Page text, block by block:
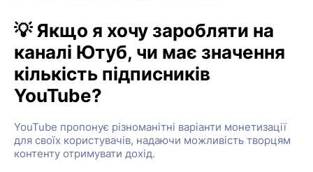
💡 Якщо я хочу заробляти на
каналі Ютуб, чи має значення
кількість підписників
YouTube?
YouTube пропонує різноманітні варіанти монетизації
для своїх користувачів, надаючи можливість творцям
контенту отримувати дохід.